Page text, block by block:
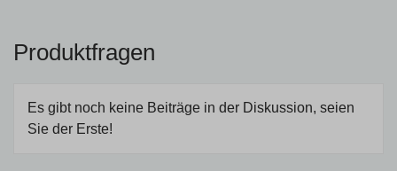
Produktfragen
Es gibt noch keine Beiträge in der Diskussion, seien
Sie der Erste!